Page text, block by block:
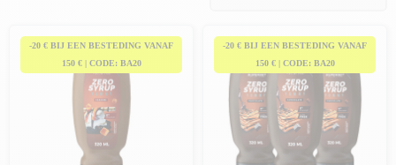
-20 € BIJ EEN BESTEDING VANAF
150 € | CODE: BA20
-20 € BIJ EEN BESTEDING VANAF
150 € | CODE: BA20